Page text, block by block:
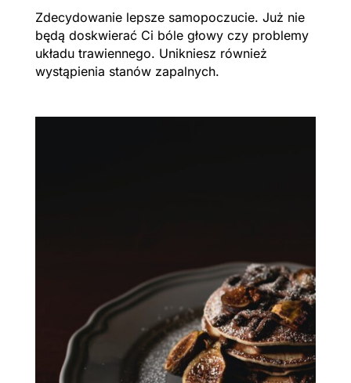
Zdecydowanie lepsze samopoczucie. Już nie
będą doskwierać Ci bóle głowy czy problemy
układu trawiennego. Unikniesz również
wystąpienia stanów zapalnych.